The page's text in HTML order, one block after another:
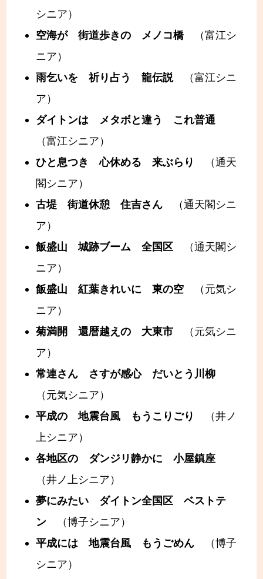
シニア）
空海が 街道歩きの メノコ橋（富江シ
ニア）
雨乞いを 祈り占う 龍伝説（富江シニ
ア）
ダイトンは メタボと違う これ普通
（富江シニア）
ひと息つき 心休める 来ぶらり
（通天
閣シニア）
古堤 街道休憩 住吉さん（通天閣シニ
ア）
飯盛山 城跡ブーム 全国区（通天閣シ
ニア）
飯盛山 紅葉きれいに 東の空（元気シ
ニア）
菊満開 還暦越えの 大東市（元気シニ
ア）
常連さん さすが感心 だいとう川柳
（元気シニア）
平成の 地震台風 もうこりごり
（井ノ
上シニア）
各地区の ダンジリ静かに 小屋鎮座
（井ノ上シニア）
夢にみたい ダイトン全国区 ベストテ
ン（博子シニア）
平成には 地震台風 もうごめん（博子
シニア）